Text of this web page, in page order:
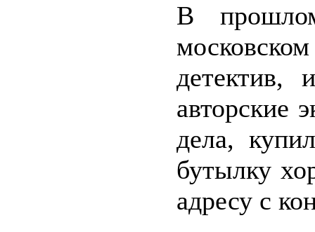
В
детектив,
авторские
дела,
бутылку
адресу с